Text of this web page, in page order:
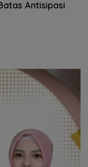
Antisipasi